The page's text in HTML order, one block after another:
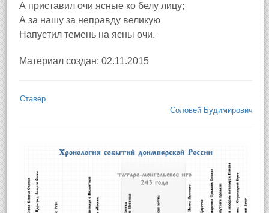
А приставил очи ясные ко белу лицу;
А за нашу за неправду великую
Напустил темень на ясны очи.
Материал создан: 02.11.2015
Ставер
Соловей Будимирович